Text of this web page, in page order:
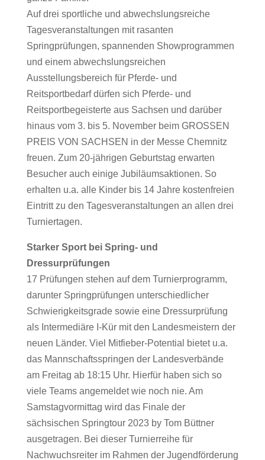
Auf drei sportliche und abwechslungsreiche
Tagesveranstaltungen mit rasanten
Springprüfungen, spannenden Showprogrammen
und einem abwechslungsreichen
Ausstellungsbereich für Pferde- und
Reitsportbedarf dürfen sich Pferde- und
Reitsportbegeisterte aus Sachsen und darüber
hinaus vom 3. bis 5. November beim GROSSEN
PREIS VON SACHSEN in der Messe Chemnitz
freuen. Zum 20-jährigen Geburtstag erwarten
Besucher auch einige Jubiläumsaktionen. So
erhalten u.a. alle Kinder bis 14 Jahre kostenfreien
Eintritt zu den Tagesveranstaltungen an allen drei
Turniertagen.
Starker Sport bei Spring- und
Dressurprüfungen
17 Prüfungen stehen auf dem Turnierprogramm,
darunter Springprüfungen unterschiedlicher
Schwierigkeitsgrade sowie eine Dressurprüfung
als Intermediäre I-Kür mit den Landesmeistern der
neuen Länder. Viel Mitfieber-Potential bietet u.a.
das Mannschaftsspringen der Landesverbände
am Freitag ab 18:15 Uhr. Hierfür haben sich so
viele Teams angemeldet wie noch nie. Am
Samstagvormittag wird das Finale der
sächsischen Springtour 2023 by Tom Büttner
ausgetragen. Bei dieser Turnierreihe für
Nachwuchsreiter im Rahmen der Jugendförderung